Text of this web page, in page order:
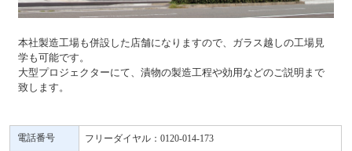
本社製造工場も併設した店舗になりますので、ガラス越しの工場見
学も可能です。
大型プロジェクターにて、漬物の製造工程や効用などのご説明まで
致します。
電話番号 フリーダイヤル：0120-014-173